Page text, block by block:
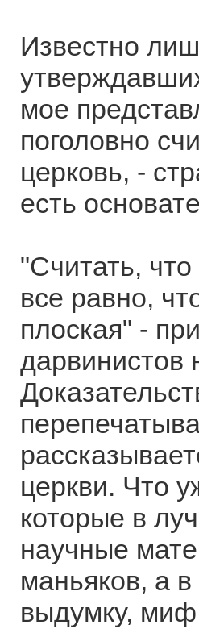
Известно
мое
поголовно
церковь, -
есть
"Считать,
все равно,
плоская" -
дарвинистов
церкви. Что
которые в
научные
маньяков, а
выдумку, миф